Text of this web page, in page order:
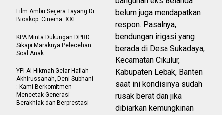
belum juga mendapatkan
respon. Pasalnya,
bendungan irigasi yang
berada di Desa Sukadaya,
Kecamatan Cikulur,
Kabupaten Lebak, Banten
saat ini kondisinya sudah
rusak berat dan jika
dibiarkan kemungkinan
Film Ambu Segera Tayang Di
Bioskop Cinema XXI
KPA Minta Dukungan DPRD
Sikapi Maraknya Pelecehan
Soal Anak
YPI Al Hikmah Gelar Haflah
Akhirussanah, Deni Subhani
: Kami Berkomitmen
Mencetak Generasi
Berakhlak dan Berprestasi